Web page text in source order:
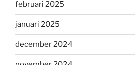
februari 2025
januari 2025
december 2024